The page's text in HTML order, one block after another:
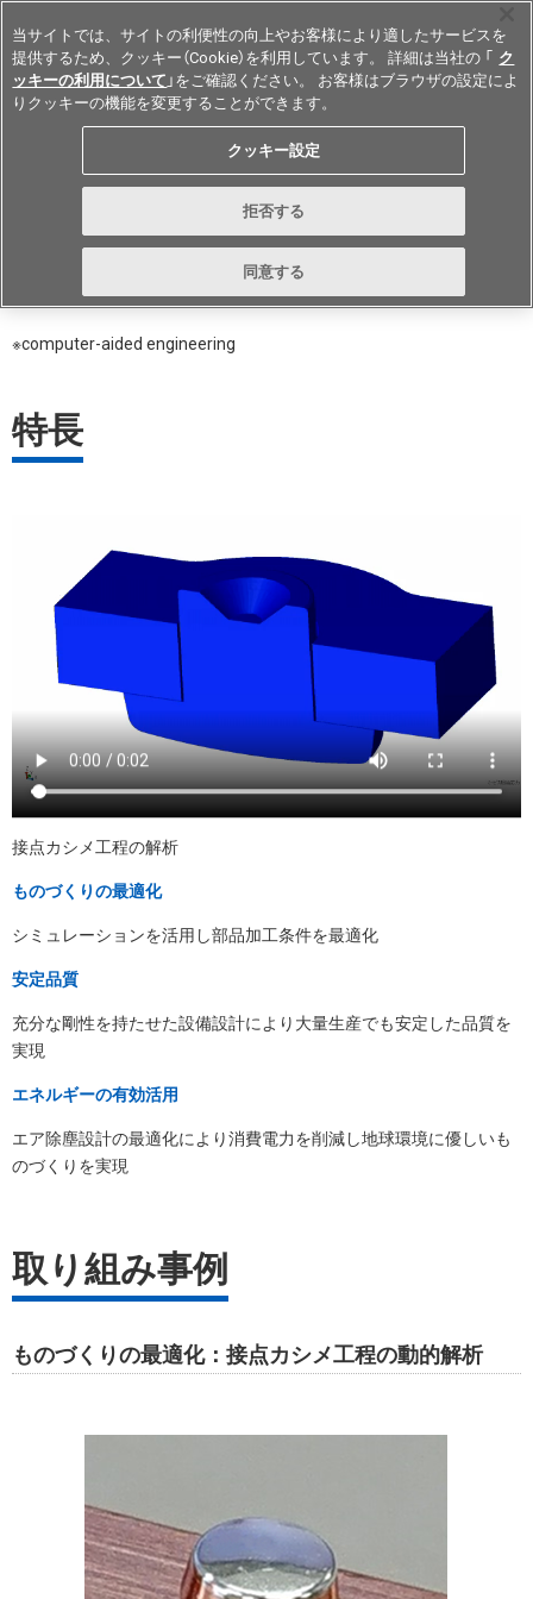
Japan
CAE解析 ※
理論に裏付けられたものづくりを実現、生産工程設計を支援するシ
ミュレーション技術
※computer-aided engineering
特長
接点カシメ工程の解析
ものづくりの最適化
シミュレーションを活用し部品加工条件を最適化
安定品質
充分な剛性を持たせた設備設計により大量生産でも安定した品質を
実現
エネルギーの有効活用
エア除塵設計の最適化により消費電力を削減し地球環境に優しいも
のづくりを実現
取り組み事例
ものづくりの最適化：接点カシメ工程の動的解析
当サイトでは、サイトの利便性の向上やお客様により適したサービスを
提供するため、クッキー（Cookie）を利用しています。 詳細は当社の 「 ク
ッキーの利用について 」をご確認ください。 お客様はブラウザの設定によ
りクッキーの機能を変更することができます。
クッキー設定
拒否する
同意する